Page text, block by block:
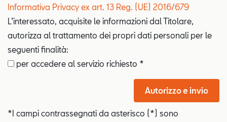
Informativa Privacy ex art. 13 Reg. (UE) 2016/679
L’interessato, acquisite le informazioni dal Titolare,
autorizza al trattamento dei propri dati personali per le
seguenti finalità:
per accedere al servizio richiesto *
Autorizzo e invio
*I campi contrassegnati da asterisco (*) sono